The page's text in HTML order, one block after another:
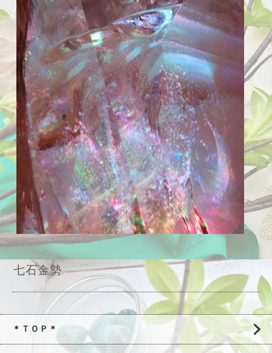
七石金勢
＊ＴＯＰ＊